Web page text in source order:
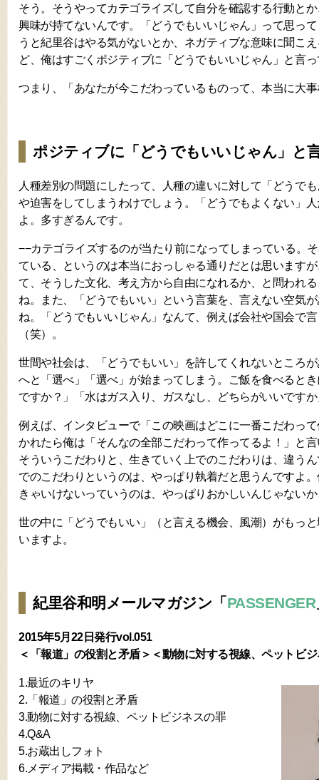
そう。そうやってカテゴライズして自分を確認する行動と
興味が持てないんです。「どうでもいいじゃん」って思っ
うと紀里谷はやる気がないとか、ネガティブな意味に聞こ
ど、俺はすごくポジティブに「どうでもいいじゃん」と言
つまり、「あなたが今こだわっているものって、本当に大
ポジティブに「どうでもいいじゃん」と
人種差別の問題にしたって、人種の違いに対して「どうで
や迫害をしてしまうわけでしょう。「どうでもよくない」
よ。多すぎるんです。
−−カテゴライズするのが当たり前になってしまっている。
ている、というのは本当におっしゃる通りだとは思います
て、そうした文化、考え方から自由になれるか、と問われ
ね。また、「どうでもいい」という言葉を、言えない空気
ね。「どうでもいいじゃん」なんて、例えば会社や国会で
（笑）。
世間や社会は、「どうでもいい」を許してくれないところ
へと「選べ」「選べ」が始まってしまう。ご飯を食べると
ですか？」「水はガス入り、ガスなし、どちらがいいです
例えば、インタビューで「この映画はどこに一番こだわっ
かれたら俺は「そんなの全部こだわって作ってるよ！」と
そういうこだわりと、生きていく上でのこだわりは、違う
でのこだわりというのは、やっぱり執着だと思うんですよ
きゃいけないっていうのは、やっぱりおかしいんじゃない
世の中に「どうでもいい」（と言える機会、風潮）がもっ
いますよ。
紀里谷和明メールマガジン「 PASSENGER
2015年5月22日発行vol.051
＜「報道」の役割と矛盾＞＜動物に対する視線、ペットビ
1.最近のキリヤ
2.「報道」の役割と矛盾
3.動物に対する視線、ペットビジネスの罪
4.Q&A
5.お蔵出しフォト
6.メディア掲載・作品など